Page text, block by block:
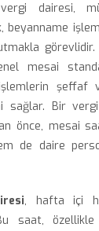
dairesi,
beyanname
görevlidir.
mesai
şeffaf
sağlar. Bir
önce, mesai
de daire
, hafta içi
saat,